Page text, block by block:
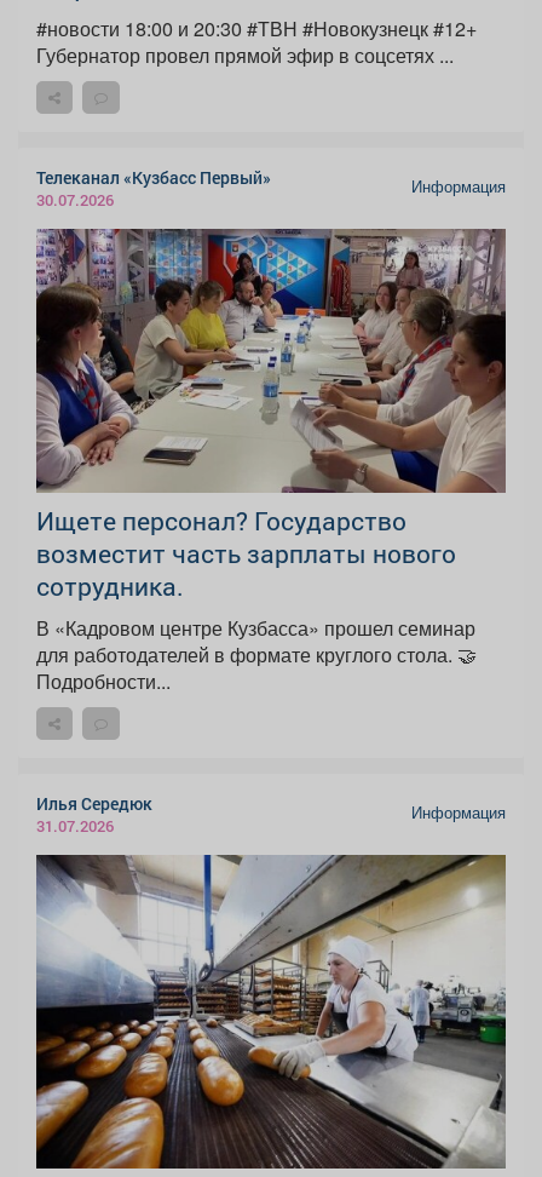
#новости 18:00 и 20:30 #ТВН #Новокузнецк #12+
Губернатор провел прямой эфир в соцсетях ...
Телеканал «Кузбасс Первый»
30.07.2026
Информация
Ищете персонал? Государство
возместит часть зарплаты нового
сотрудника.
В «Кадровом центре Кузбасса» прошел семинар
для работодателей в формате круглого стола. 🤝
Подробности...
Илья Середюк
31.07.2026
Информация